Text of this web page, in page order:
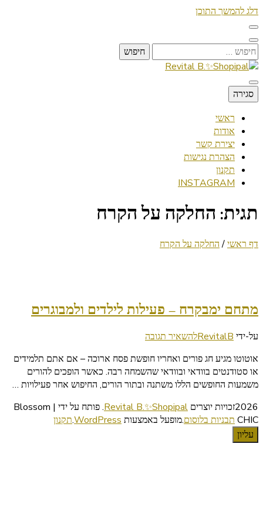
דלג להמשך התוכן
חיפוש:
Revital B.✨Shopipal
Lifestyle ✦ Beauty ✦ Vegan ✦ Travel
סגירה
ראשי
אודות
יצירת קשר
הצהרת נגישות
תקנון
INSTAGRAM
תגית: החלקה על הקרח
דף ראשי/ החלקה על הקרח
מתחם ימבקרח – פעילות לילדים ולמבוגרים
על-ידי RevitalBלהשאיר תגובהבנושא
ימבקרח
–
פעילות
לילדים
ולמבוגרים
אוטוטו מגיע חג פורים ואחריו חופשת פסח ארוכה – אם אתם תלמידים
או סטודנטים בוודאי ובוודאי שהשמחה רבה. כאשר הופכים להורים
משמעות החופשים הללו משתנה ובתור הורים, החיפוש אחר פעילויות …
2026זכויות יוצרים
Revital B.✨Shopipal
.
פותח על ידי | Blossom
CHIC תבניות בלוסום.מופעל באמצעות WordPress
.תקנון
עליון